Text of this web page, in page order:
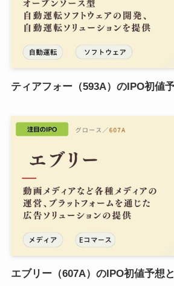
ティアフォー（593A）のIPO初値
エブリー（607A）のIPO初値予想